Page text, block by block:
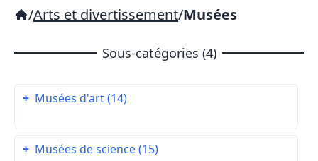
/Arts et divertissement/Musées
Sous-catégories (4)
+ Musées d'art (14)
+ Musées de science (15)